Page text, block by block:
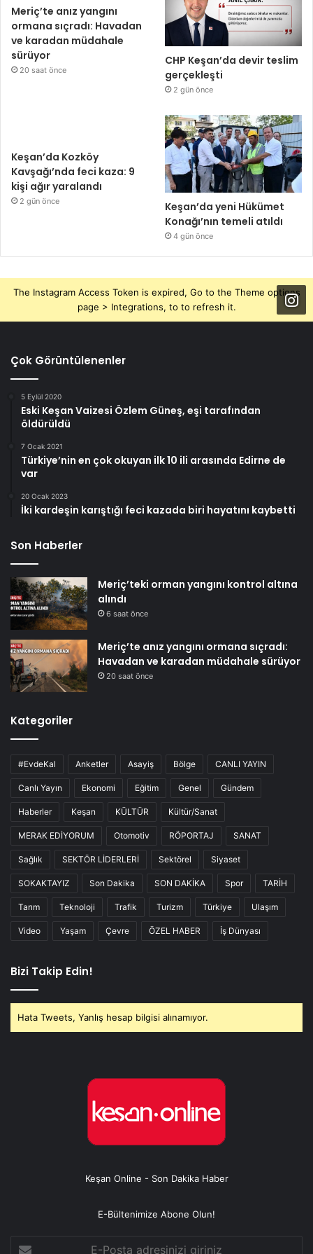
Meriç’te anız yangını
ormana sıçradı: Havadan
ve karadan müdahale
sürüyor
20 saat önce
CHP Keşan’da devir teslim
gerçekleşti
2 gün önce
Keşan’da Kozköy
Kavşağı’nda feci kaza: 9
kişi ağır yaralandı
2 gün önce
Keşan’da yeni Hükümet
Konağı’nın temeli atıldı
4 gün önce
The Instagram Access Token is expired, Go to the Theme options
page > Integrations, to to refresh it.
Çok Görüntülenenler
5 Eylül 2020
Eski Keşan Vaizesi Özlem Güneş, eşi tarafından
öldürüldü
7 Ocak 2021
Türkiye’nin en çok okuyan ilk 10 ili arasında Edirne de
var
20 Ocak 2023
İki kardeşin karıştığı feci kazada biri hayatını kaybetti
Son Haberler
Meriç’teki orman yangını kontrol altına
alındı
6 saat önce
Meriç’te anız yangını ormana sıçradı:
Havadan ve karadan müdahale sürüyor
20 saat önce
Kategoriler
#EvdeKal Anketler Asayiş Bölge CANLI YAYIN
Canlı Yayın Ekonomi Eğitim Genel Gündem
Haberler Keşan KÜLTÜR Kültür/Sanat
MERAK EDİYORUM Otomotiv RÖPORTAJ SANAT
Sağlık SEKTÖR LİDERLERİ Sektörel Siyaset
SOKAKTAYIZ Son Dakika SON DAKİKA Spor TARİH
Tarım Teknoloji Trafik Turizm Türkiye Ulaşım
Video Yaşam Çevre ÖZEL HABER İş Dünyası
Bizi Takip Edin!
Hata Tweets, Yanlış hesap bilgisi alınamıyor.
Keşan Online - Son Dakika Haber
E-Bültenimize Abone Olun!